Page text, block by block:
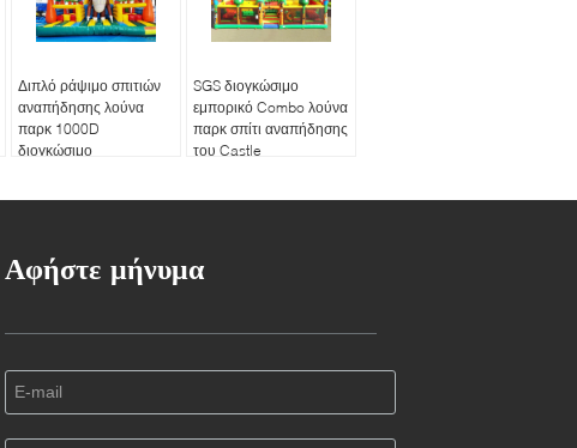
Διπλό ράψιμο σπιτιών
αναπήδησης λούνα
παρκ 1000D
διογκώσιμο
SGS διογκώσιμο
εμπορικό Combo λούνα
παρκ σπίτι αναπήδησης
του Castle
Αφήστε μήνυμα